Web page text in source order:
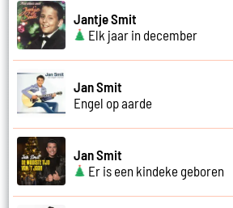
Jantje Smit
Elk jaar in december
Jan Smit
Engel op aarde
Jan Smit
Er is een kindeke geboren